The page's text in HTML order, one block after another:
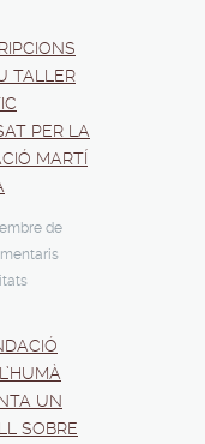
TALLER
PER LA
MARTÍ
de
UN
SOBRE